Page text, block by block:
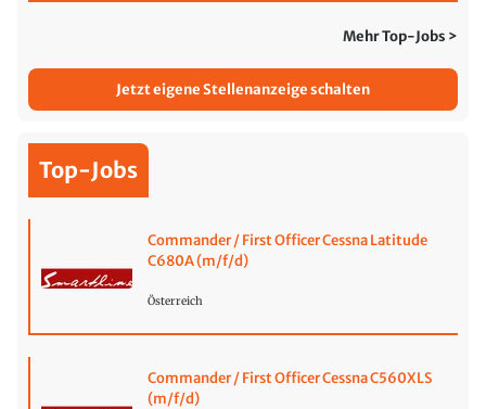
Mehr Top-Jobs >
Jetzt eigene Stellenanzeige schalten
Top-Jobs
Commander / First Officer Cessna Latitude
C680A (m/f/d)
Österreich
Commander / First Officer Cessna C560XLS
(m/f/d)